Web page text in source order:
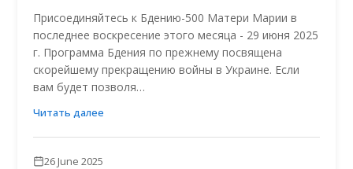
Присоединяйтесь к Бдению-500 Матери Марии в
последнее воскресение этого месяца - 29 июня 2025
г. Программа Бдения по прежнему посвящена
скорейшему прекращению войны в Украине. Если
вам будет позволя…
Читать далее
26 June 2025